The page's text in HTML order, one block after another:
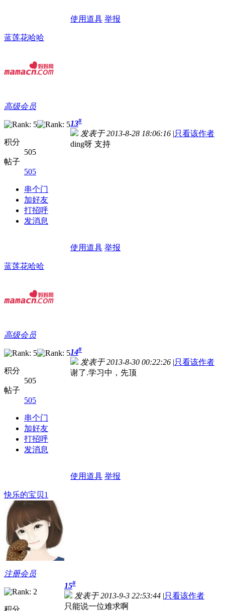
使用道具 举报
蓝莲花哈哈
高级会员
积分
505
帖子
505
串个门
加好友
打招呼
发消息
13#
发表于 2013-8-28 18:06:16 |只看该作者
ding呀 支持
使用道具 举报
蓝莲花哈哈
高级会员
积分
505
帖子
505
串个门
加好友
打招呼
发消息
14#
发表于 2013-8-30 00:22:26 |只看该作者
谢了.学习中，先顶
使用道具 举报
快乐的宝贝1
注册会员
积分
15#
发表于 2013-9-3 22:53:44 |只看该作者
只能说一位难求啊